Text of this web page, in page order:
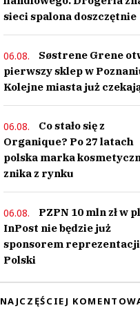
sieci spalona doszczętnie
06.08.
Søstrene Grene
pierwszy sklep w
Kolejne miasta już
06.08.
Co stało się z
Organique? Po 27 latach
polska marka
znika z rynku
06.08.
PZPN 10 mln zł w
InPost nie będzie już
sponsorem reprezentacji
Polski
NAJCZĘŚCIEJ